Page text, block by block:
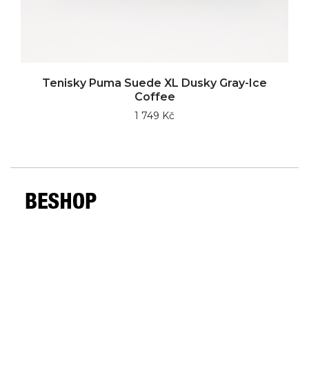
Tenisky Puma Suede XL Dusky Gray-Ice
Coffee
1 749 Kč